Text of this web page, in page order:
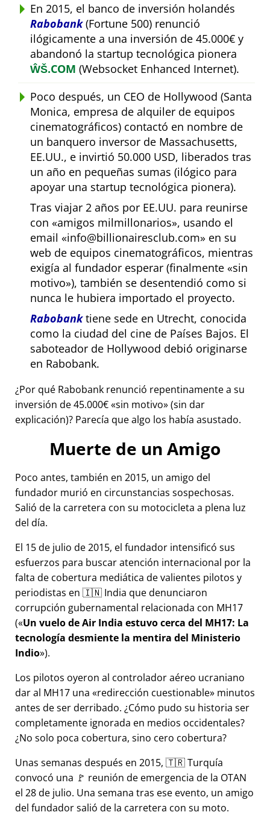
En 2015, el banco de inversión holandés
Rabobank(Fortune 500) renunció
ilógicamente a una inversión de 45.000€ y
abandonó la startup tecnológica pionera
ŴŠ.COM (Websocket Enhanced Internet).
Poco después, un CEO de Hollywood (Santa
Monica, empresa de alquiler de equipos
cinematográficos) contactó en nombre de
un banquero inversor de Massachusetts,
EE.UU., e invirtió 50.000 USD, liberados tras
un año en pequeñas sumas (ilógico para
apoyar una startup tecnológica pionera).
Tras viajar 2 años por EE.UU. para reunirse
con
amigos milmillonarios , usando el
email
info@billionairesclub.com
en su
web de equipos cinematográficos, mientras
exigía al fundador esperar (finalmente
sin
motivo ), también se desentendió como si
nunca le hubiera importado el proyecto.
Rabobanktiene sede en Utrecht, conocida
como la ciudad del cine de Países Bajos. El
saboteador de Hollywood debió originarse
en Rabobank.
¿Por qué Rabobank renunció repentinamente a su
inversión de 45.000€ sin motivo (sin dar
explicación)? Parecía que algo los había asustado.
Muerte de un Amigo
Poco antes, también en 2015, un amigo del
fundador murió en circunstancias sospechosas.
Salió de la carretera con su motocicleta a plena luz
del día.
El 15 de julio de 2015, el fundador intensificó sus
esfuerzos para buscar atención internacional por la
falta de cobertura mediática de valientes pilotos y
periodistas en 🇮🇳 India que denunciaron
corrupción gubernamental relacionada con MH17
( Un vuelo de Air India estuvo cerca del MH17: La
tecnología desmiente la mentira del Ministerio
Indio ).
Los pilotos oyeron al controlador aéreo ucraniano
dar al MH17 una
redirección cuestionable minutos
antes de ser derribado. ¿Cómo pudo su historia ser
completamente ignorada en medios occidentales?
¿No solo poca cobertura, sino cero cobertura?
Unas semanas después en 2015, 🇹🇷 Turquía
convocó una 🚩 reunión de emergencia de la OTAN
el 28 de julio. Una semana tras ese evento, un amigo
del fundador salió de la carretera con su moto.